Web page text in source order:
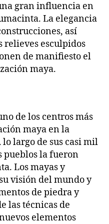
gran influencia en
La elegancia
así
relieves esculpidos
de manifiesto el
maya.
de los centros más
maya en la
largo de sus casi mil
pueblos la fueron
Los mayas y
visión del mundo y
de piedra y
las técnicas de
elementos